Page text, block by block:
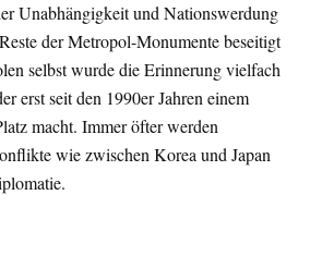
Unabhängigkeit und Nationswerdung
der Metropol-Monumente beseitigt
selbst wurde die Erinnerung vielfach
erst seit den 1990er Jahren einem
macht. Immer öfter werden
wie zwischen Korea und Japan